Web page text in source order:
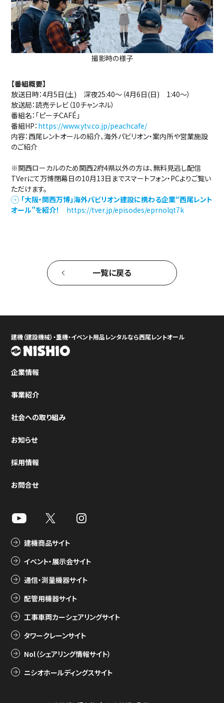
撮影時の様子
【番組概要】
放送日時：4月5日(土) 深夜25:40～（4月6日(日) 1:40～）
放送局：読売テレビ（10チャンネル）
番組名：「ピーチCAFÉ」
番組HP： https://www.ytv.co.jp/peachcafe/
内容：西尾レントオールの紹介、海外パビリオン・案内所や営業施設
のご紹介
※関西ローカルのため関西2府4県以外の方は、無料見逃し配信
TVerにて万博閉幕日の10月13日までスマートフォン・PCよりご覧い
ただけます。
「大阪・関西万博」海外パビリオン建設に携わる企業“西尾レント
オール”を紹介！
https://tver.jp/episodes/eprnolqt7k
一覧に戻る
建機（建設機械）・重機・イベント用品レンタルなら西尾レントオール
企業情報
事業紹介
社会への取り組み
お知らせ
採用情報
お問合せ
建機商品サイト
イベント・展示会サイト
通信・測量機器サイト
配管用機器サイト
工事車両カーシェアリングサイト
タワークレーンサイト
Nol（シェアリング情報サイト）
ニシオホールディングスサイト